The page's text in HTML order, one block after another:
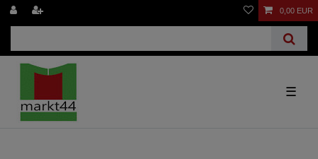
0,00 EUR
☰